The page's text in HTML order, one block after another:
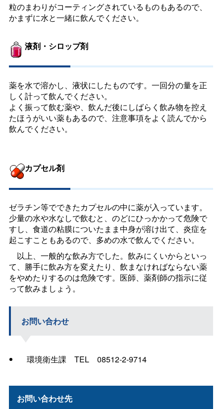
粒のまわりがコーティングされているものもあるので、
かまずに水と一緒に飲んでください。
液剤・シロップ剤
薬を水で溶かし、液状にしたものです。一回分の量を正
しく計って飲んでください。
よく振って飲む薬や、飲んだ後にしばらく飲み物を控え
たほうがいい薬もあるので、注意事項をよく読んでから
飲んでください。
カプセル剤
ゼラチン等でできたカプセルの中に薬が入っています。
少量の水や水なしで飲むと、のどにひっかかって危険で
すし、食道の粘膜についたまま中身が溶け出て、炎症を
起こすこともあるので、多めの水で飲んでください。
以上、一般的な飲み方でした。飲みにくいからといっ
て、勝手に飲み方を変えたり、飲まなければならない薬
をやめたりするのは危険です。医師、薬剤師の指示に従
って飲みましょう。
お問い合わせ
環境衛生課 TEL 08512-2-9714
お問い合わせ先